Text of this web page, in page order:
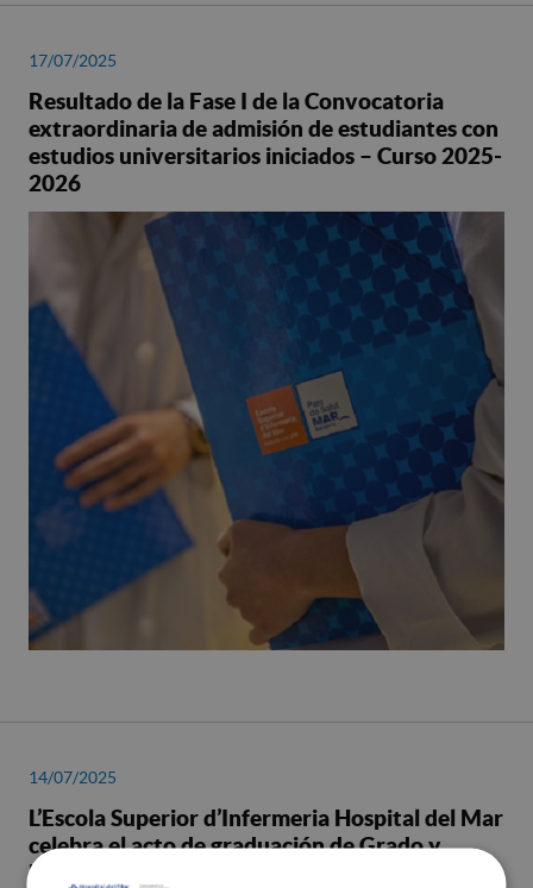
17/07/2025
Resultado de la Fase I de la Convocatoria
extraordinaria de admisión de estudiantes con
estudios universitarios iniciados – Curso 2025-
2026
14/07/2025
L’Escola Superior d’Infermeria Hospital del Mar
celebra el acto de graduación de Grado y
Másteres 2025